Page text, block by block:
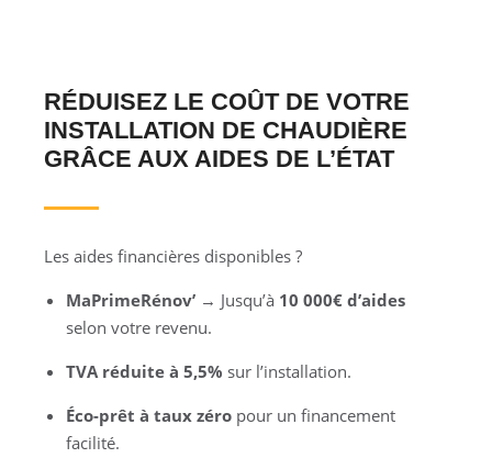
RÉDUISEZ LE COÛT DE VOTRE
INSTALLATION DE CHAUDIÈRE
GRÂCE AUX AIDES DE L’ÉTAT
Les aides financières disponibles ?
MaPrimeRénov’ → Jusqu’à 10 000€ d’aides
selon votre revenu.
TVA réduite à 5,5% sur l’installation.
Éco-prêt à taux zéro pour un financement
facilité.